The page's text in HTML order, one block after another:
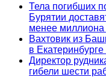
Тела погибших
Бурятии
менее миллиона
Вахтовик из
в
Директор
гибели шести